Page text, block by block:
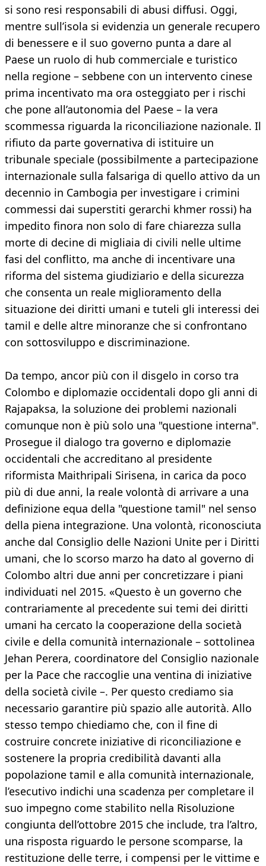
si sono resi responsabili di abusi diffusi. Oggi,
mentre sull’isola si evidenzia un generale recupero
di benessere e il suo governo punta a dare al
Paese un ruolo di hub commerciale e turistico
nella regione – sebbene con un intervento cinese
prima incentivato ma ora osteggiato per i rischi
che pone all’autonomia del Paese – la vera
scommessa riguarda la riconciliazione nazionale. Il
rifiuto da parte governativa di istituire un
tribunale speciale (possibilmente a partecipazione
internazionale sulla falsariga di quello attivo da un
decennio in Cambogia per investigare i crimini
commessi dai superstiti gerarchi khmer rossi) ha
impedito finora non solo di fare chiarezza sulla
morte di decine di migliaia di civili nelle ultime
fasi del conflitto, ma anche di incentivare una
riforma del sistema giudiziario e della sicurezza
che consenta un reale miglioramento della
situazione dei diritti umani e tuteli gli interessi dei
tamil e delle altre minoranze che si confrontano
con sottosviluppo e discriminazione.
Da tempo, ancor più con il disgelo in corso tra
Colombo e diplomazie occidentali dopo gli anni di
Rajapaksa, la soluzione dei problemi nazionali
comunque non è più solo una "questione interna".
Prosegue il dialogo tra governo e diplomazie
occidentali che accreditano al presidente
riformista Maithripali Sirisena, in carica da poco
più di due anni, la reale volontà di arrivare a una
definizione equa della "questione tamil" nel senso
della piena integrazione. Una volontà, riconosciuta
anche dal Consiglio delle Nazioni Unite per i Diritti
umani, che lo scorso marzo ha dato al governo di
Colombo altri due anni per concretizzare i piani
individuati nel 2015. «Questo è un governo che
contrariamente al precedente sui temi dei diritti
umani ha cercato la cooperazione della società
civile e della comunità internazionale – sottolinea
Jehan Perera, coordinatore del Consiglio nazionale
per la Pace che raccoglie una ventina di iniziative
della società civile –. Per questo crediamo sia
necessario garantire più spazio alle autorità. Allo
stesso tempo chiediamo che, con il fine di
costruire concrete iniziative di riconciliazione e
sostenere la propria credibilità davanti alla
popolazione tamil e alla comunità internazionale,
l’esecutivo indichi una scadenza per completare il
suo impegno come stabilito nella Risoluzione
congiunta dell’ottobre 2015 che include, tra l’altro,
una risposta riguardo le persone scomparse, la
restituzione delle terre, i compensi per le vittime e